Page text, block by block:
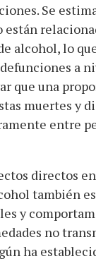
Se
están
alcohol, lo
a
que una
muertes y
entre
directos
también
y
no
ha